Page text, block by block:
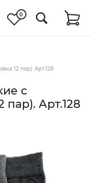
0
12 пар). Арт.128
с
пар). Арт.128